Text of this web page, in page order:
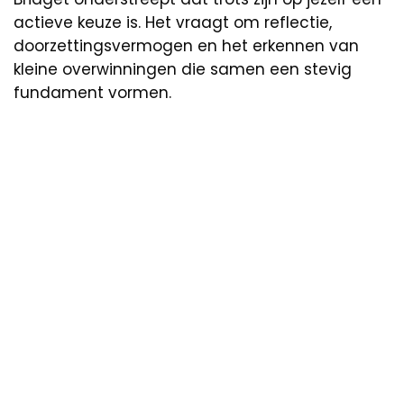
actieve keuze is. Het vraagt om reflectie,
doorzettingsvermogen en het erkennen van
kleine overwinningen die samen een stevig
fundament vormen.